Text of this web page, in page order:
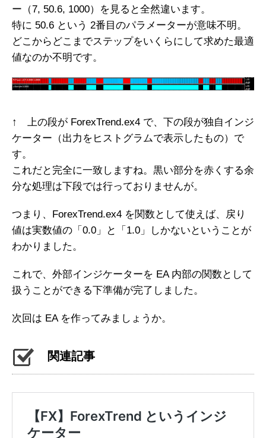
ー（7, 50.6, 1000）を見ると全然違います。
特に 50.6 という 2番目のパラメーターが意味不明。
どこからどこまでステップをいくらにして求めた最適
値なのか不明です。
↑ 上の段が ForexTrend.ex4 で、下の段が独自インジ
ケーター（出力をヒストグラムで表示したもの）で
す。
これだと完全に一致しますね。黒い部分を赤くする余
分な処理は下段では行っておりませんが。
つまり、ForexTrend.ex4 を関数として使えば、戻り
値は実数値の「0.0」と「1.0」しかないということが
わかりました。
これで、外部インジケーターを EA 内部の関数として
扱うことができる下準備が完了しました。
次回は EA を作ってみましょうか。
関連記事